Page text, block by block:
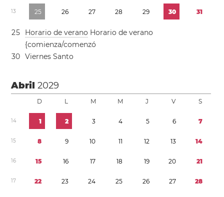
13 25 26 27 28 29 30 31
25 Horario de verano Horario de verano
{comienza/comenzó
30 Viernes Santo
Abril2029
D L M M J V S
14 1 2 3 4 5 6 7
15 8 9 10 11 12 13 14
16 15 16 17 18 19 20 21
17 22 23 24 25 26 27 28